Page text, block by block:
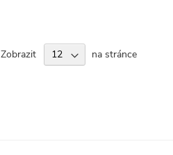
Zobrazit na stránce